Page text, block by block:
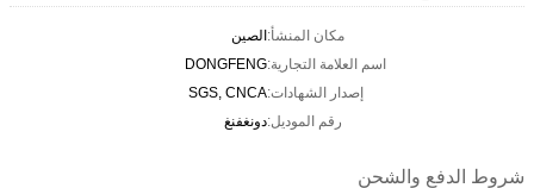
مكان المنشأ:الصين
اسم العلامة التجارية:DONGFENG
إصدار الشهادات:SGS, CNCA
رقم الموديل:دونغفنغ
شروط الدفع والشحن